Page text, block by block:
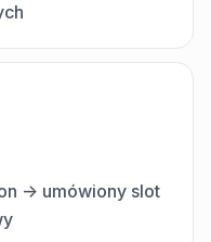
-> umówiony slot